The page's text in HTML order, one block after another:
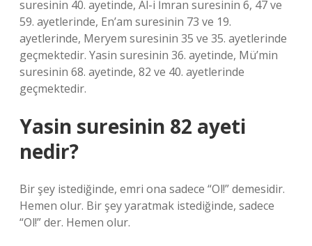
suresinin 40. ayetinde, Al-i İmran suresinin 6, 47 ve
59. ayetlerinde, En’am suresinin 73 ve 19.
ayetlerinde, Meryem suresinin 35 ve 35. ayetlerinde
geçmektedir. Yasin suresinin 36. ayetinde, Mü’min
suresinin 68. ayetinde, 82 ve 40. ayetlerinde
geçmektedir.
Yasin suresinin 82 ayeti
nedir?
Bir şey istediğinde, emri ona sadece “Ol!” demesidir.
Hemen olur. Bir şey yaratmak istediğinde, sadece
“Ol!” der. Hemen olur.